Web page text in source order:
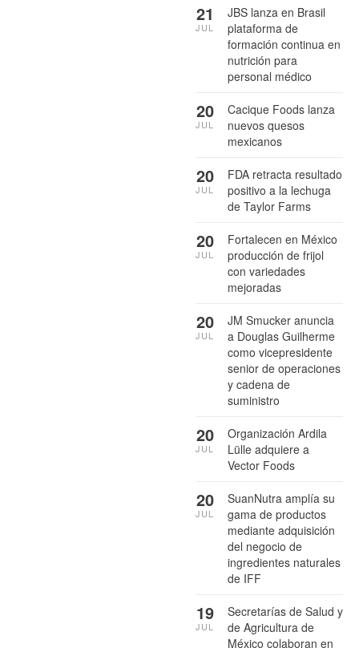
JBS lanza en Brasil
plataforma de
formación continua en
nutrición para
personal médico
21
JUL
Cacique Foods lanza
nuevos quesos
mexicanos
20
JUL
FDA retracta resultado
positivo a la lechuga
de Taylor Farms
20
JUL
Fortalecen en México
producción de frijol
con variedades
mejoradas
20
JUL
JM Smucker anuncia
a Douglas Guilherme
como vicepresidente
senior de operaciones
y cadena de
suministro
20
JUL
Organización Ardila
Lülle adquiere a
Vector Foods
20
JUL
SuanNutra amplía su
gama de productos
mediante adquisición
del negocio de
ingredientes naturales
de IFF
20
JUL
Secretarías de Salud y
de Agricultura de
México colaboran en
19
JUL